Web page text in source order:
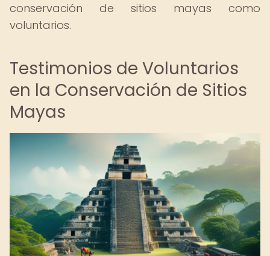
conservación de sitios mayas como
voluntarios.
Testimonios de Voluntarios
en la Conservación de Sitios
Mayas